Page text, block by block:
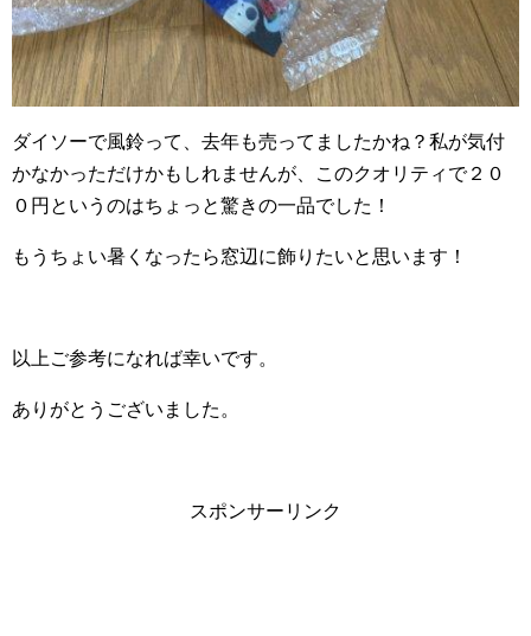
ダイソーで風鈴って、去年も売ってましたかね？私が気付
かなかっただけかもしれませんが、このクオリティで２０
０円というのはちょっと驚きの一品でした！
もうちょい暑くなったら窓辺に飾りたいと思います！
以上ご参考になれば幸いです。
ありがとうございました。
スポンサーリンク